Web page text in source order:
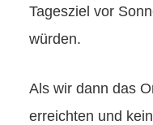
Tagesziel vor
würden.
Als wir dann das
erreichten und